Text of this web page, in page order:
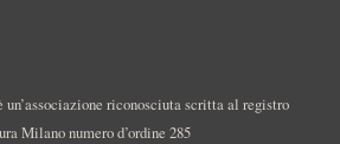
riconosciuta scritta al registro
Milano numero d’ordine 285